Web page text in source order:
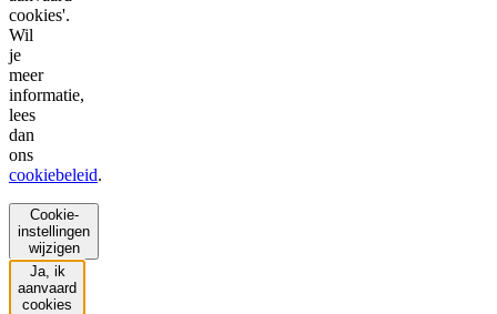
cookies'.
Wil
je
meer
informatie,
lees
dan
ons
cookiebeleid.
Cookie-
instellingen
wijzigen
Ja, ik
aanvaard
cookies